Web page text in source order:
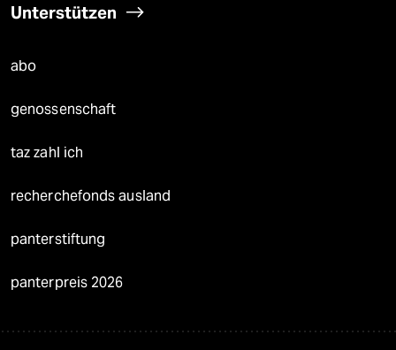
Unterstützen
abo
genossenschaft
taz zahl ich
recherchefonds ausland
panterstiftung
panterpreis 2026